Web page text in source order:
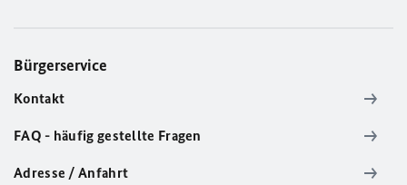
Bürgerservice
Kontakt
FAQ - häufig gestellte Fragen
Adresse / Anfahrt